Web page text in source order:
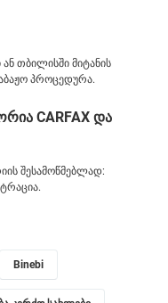
თბილისში მიტანის
პროცედურა.
CARFAX და
შესამოწმებლად:
Binebi